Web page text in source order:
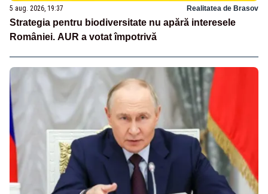
5 aug. 2026, 19:37 Realitatea de Brasov
Strategia pentru biodiversitate nu apără interesele
României. AUR a votat împotrivă